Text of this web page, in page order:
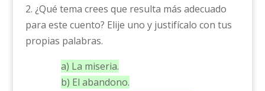
2. ¿Qué tema crees que resulta más adecuado
para este cuento? Elije uno y justifícalo con tus
propias palabras.
a) La miseria.
b) El abandono.